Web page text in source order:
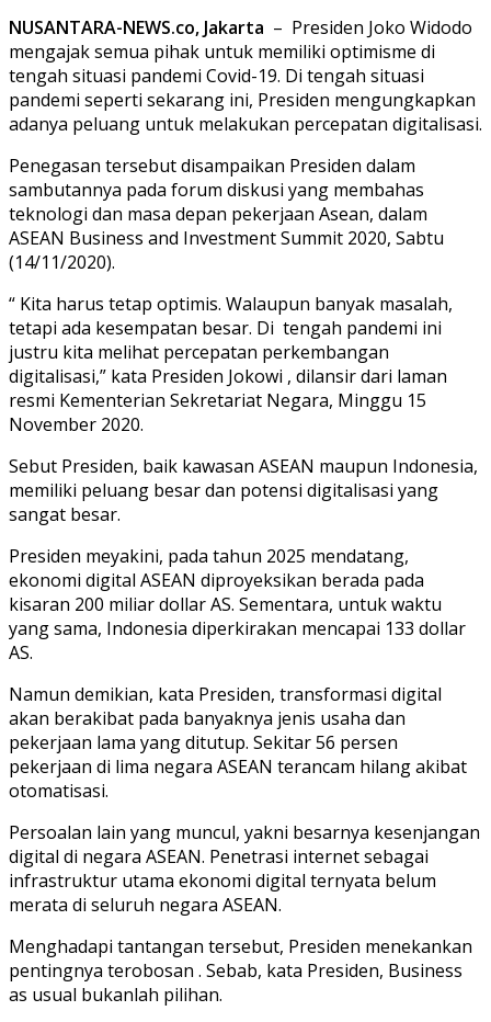
NUSANTARA-NEWS.co, Jakarta – Presiden Joko Widodo
mengajak semua pihak untuk memiliki optimisme di
tengah situasi pandemi Covid-19. Di tengah situasi
pandemi seperti sekarang ini, Presiden mengungkapkan
adanya peluang untuk melakukan percepatan digitalisasi.
Penegasan tersebut disampaikan Presiden dalam
sambutannya pada forum diskusi yang membahas
teknologi dan masa depan pekerjaan Asean, dalam
ASEAN Business and Investment Summit 2020, Sabtu
(14/11/2020).
“ Kita harus tetap optimis. Walaupun banyak masalah,
tetapi ada kesempatan besar. Di tengah pandemi ini
justru kita melihat percepatan perkembangan
digitalisasi,” kata Presiden Jokowi , dilansir dari laman
resmi Kementerian Sekretariat Negara, Minggu 15
November 2020.
Sebut Presiden, baik kawasan ASEAN maupun Indonesia,
memiliki peluang besar dan potensi digitalisasi yang
sangat besar.
Presiden meyakini, pada tahun 2025 mendatang,
ekonomi digital ASEAN diproyeksikan berada pada
kisaran 200 miliar dollar AS. Sementara, untuk waktu
yang sama, Indonesia diperkirakan mencapai 133 dollar
AS.
Namun demikian, kata Presiden, transformasi digital
akan berakibat pada banyaknya jenis usaha dan
pekerjaan lama yang ditutup. Sekitar 56 persen
pekerjaan di lima negara ASEAN terancam hilang akibat
otomatisasi.
Persoalan lain yang muncul, yakni besarnya kesenjangan
digital di negara ASEAN. Penetrasi internet sebagai
infrastruktur utama ekonomi digital ternyata belum
merata di seluruh negara ASEAN.
Menghadapi tantangan tersebut, Presiden menekankan
pentingnya terobosan . Sebab, kata Presiden, Business
as usual bukanlah pilihan.